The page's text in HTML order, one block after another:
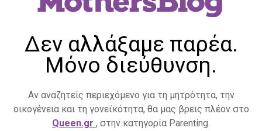
Δεν αλλάξαμε παρέα.
Μόνο διεύθυνση.
Αν αναζητείς περιεχόμενο για τη μητρότητα, την
οικογένεια και τη γονεϊκότητα, θα μας βρεις πλέον στο
Queen.gr , στην κατηγορία Parenting.